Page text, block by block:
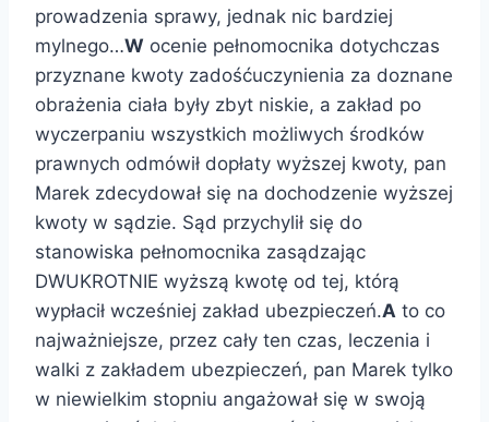
prowadzenia sprawy, jednak nic bardziej
mylnego…W ocenie pełnomocnika dotychczas
przyznane kwoty zadośćuczynienia za doznane
obrażenia ciała były zbyt niskie, a zakład po
wyczerpaniu wszystkich możliwych środków
prawnych odmówił dopłaty wyższej kwoty, pan
Marek zdecydował się na dochodzenie wyższej
kwoty w sądzie. Sąd przychylił się do
stanowiska pełnomocnika zasądzając
DWUKROTNIE wyższą kwotę od tej, którą
wypłacił wcześniej zakład ubezpieczeń.A to co
najważniejsze, przez cały ten czas, leczenia i
walki z zakładem ubezpieczeń, pan Marek tylko
w niewielkim stopniu angażował się w swoją